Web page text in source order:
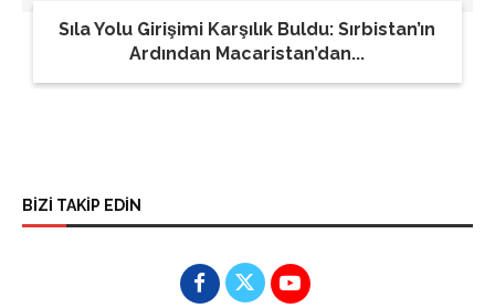
Sıla Yolu Girişimi Karşılık Buldu: Sırbistan’ın
Ardından Macaristan’dan...
BİZİ TAKİP EDİN